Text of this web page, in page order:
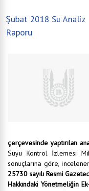
Şubat 2018 Su Analiz
Raporu
çerçevesinde yaptırılan
Suyu Kontrol İzlemesi
sonuçlarına göre,
25730 sayılı Resmi
Hakkındaki Yönetmeliğin